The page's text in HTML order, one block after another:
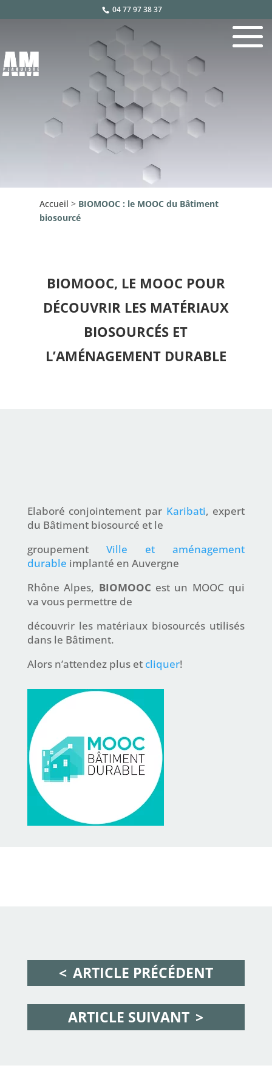
04 77 97 38 37
Accueil > BIOMOOC : le MOOC du Bâtiment
biosourcé
BIOMOOC, LE MOOC POUR
DÉCOUVRIR LES MATÉRIAUX
BIOSOURCÉS ET
L’AMÉNAGEMENT DURABLE
Elaboré conjointement par Karibati, expert
du Bâtiment biosourcé et le
groupement Ville et aménagement
durable implanté en Auvergne
Rhône Alpes, BIOMOOC est un MOOC qui
va vous permettre de
découvrir les matériaux biosourcés utilisés
dans le Bâtiment.
Alors n’attendez plus et cliquer!
ARTICLE PRÉCÉDENT
ARTICLE SUIVANT